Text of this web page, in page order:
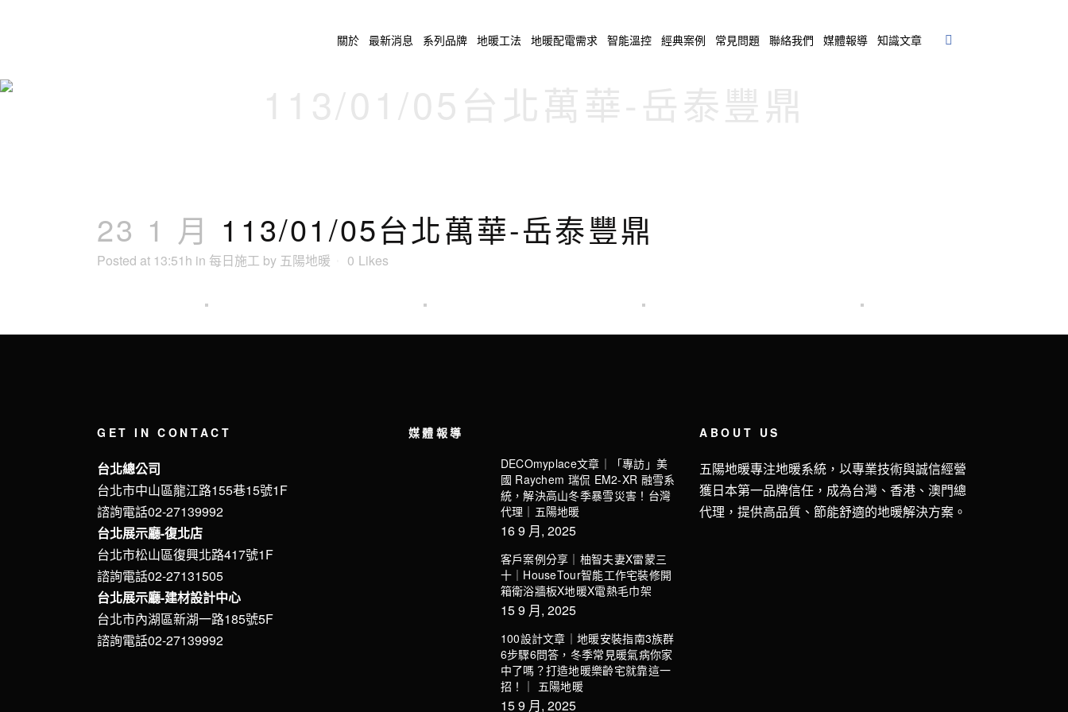
關於 最新消息 系列品牌 地暖工法 地暖配電需求 智能溫控 經典案例 常見問題 聯絡我們 媒體報導 知識文章
23 1 月 113/01/05台北萬華-岳泰豐鼎
Posted at 13:51h in 每日施工 by 五陽地暖 0 Likes
GET IN CONTACT
台北總公司
台北市中山區龍江路155巷15號1F
諮詢電話02-27139992
台北展示廳-復北店
台北市松山區復興北路417號1F
諮詢電話02-27131505
台北展示廳-建材設計中心
台北市內湖區新湖一路185號5F
諮詢電話02-27139992
媒體報導
DECOmyplace文章｜「專訪」美
國 Raychem 瑞侃 EM2-XR 融雪系
統，解決高山冬季暴雪災害！台灣
代理｜五陽地暖
16 9 月, 2025
客戶案例分享｜柚智夫妻X雷蒙三
十｜HouseTour智能工作宅裝修開
箱衛浴牆板X地暖X電熱毛巾架
15 9 月, 2025
100設計文章｜地暖安裝指南3族群
6步驟6問答，冬季常見暖氣病你家
中了嗎？打造地暖樂齡宅就靠這一
招！｜ 五陽地暖
15 9 月, 2025
ABOUT US
五陽地暖專注地暖系統，以專業技術與誠信經營
獲日本第一品牌信任，成為台灣、香港、澳門總
代理，提供高品質、節能舒適的地暖解決方案。